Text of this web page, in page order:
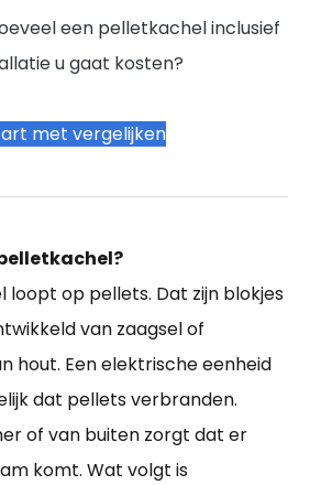
een pelletkachel inclusief
u gaat kosten?
met vergelijken
loopt op pellets. Dat zijn blokjes
van zaagsel of
hout. Een elektrische eenheid
dat pellets verbranden.
of van buiten zorgt dat er
komt. Wat volgt is